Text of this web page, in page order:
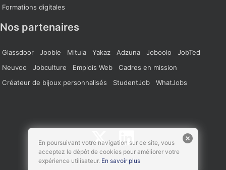
Formations digitales
Nos partenaires
Glassdoor Jooble Mitula Yakaz Adzuna Joboolo
JobTed
Neuvoo
Jobculture Emplois Web
Cadres en mission
Créateur de bijoux personnalisés
StudentJob WhatJobs
En poursuivant votre navigation sur ce site, vous
acceptez le dépôt de cookies pour améliorer votre
expérience utilisateur. En savoir plus